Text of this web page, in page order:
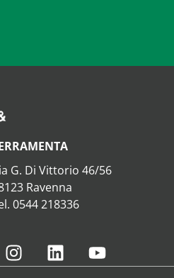
G. Di Vittorio 46/56
Ravenna
0544 218336